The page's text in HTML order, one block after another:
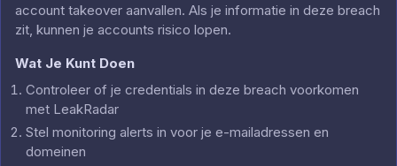
account takeover aanvallen. Als je informatie in deze breach
zit, kunnen je accounts risico lopen.
Wat Je Kunt Doen
Controleer of je credentials in deze breach voorkomen
met LeakRadar
Stel monitoring alerts in voor je e-mailadressen en
domeinen